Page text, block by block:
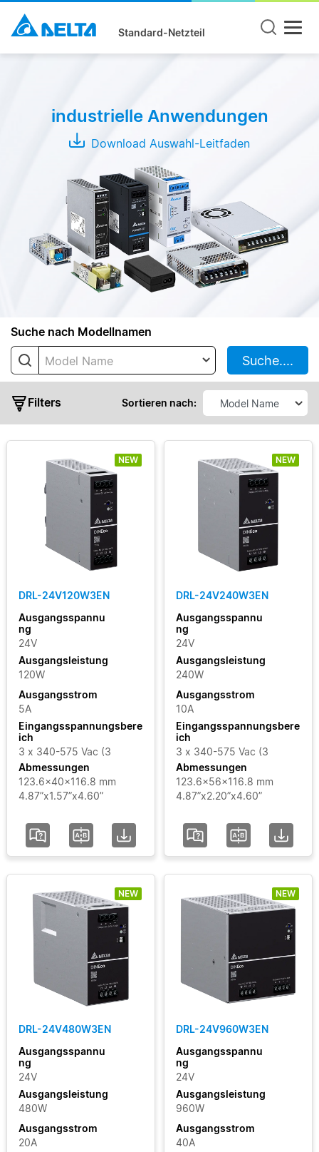
Standard-Netzteil
industrielle Anwendungen
Download Auswahl-Leitfaden
Suche nach Modellnamen
Model Name Suche....
Filters Sortieren nach:
Rail
Frame
Modules
Adapter
CHROME
CHROME
II
CliQ
CliQ
M
CliQ
VA
DIN
Pro
Force-
LYTE
II
SYNC
Ausgangsleistung
Ausgangsspannung
Ausgangsstrom
Eingangsspannungsbereich
Zertifikate
Bereich
Status
löschen
NEW
DRL-24V120W3EN
Ausgangsspannu
ng
24V
Ausgangsleistung
120W
Ausgangsstrom
5A
Eingangsspannungsbere
ich
3 x 340-575 Vac (3
Abmessungen
123.6x40x116.8 mm
4.87”x1.57”x4.60”
NEW
DRL-24V240W3EN
Ausgangsspannu
ng
24V
Ausgangsleistung
240W
Ausgangsstrom
10A
Eingangsspannungsbere
ich
3 x 340-575 Vac (3
Abmessungen
123.6x56x116.8 mm
4.87”x2.20”x4.60”
NEW
DRL-24V480W3EN
Ausgangsspannu
ng
24V
Ausgangsleistung
480W
Ausgangsstrom
20A
NEW
DRL-24V960W3EN
Ausgangsspannu
ng
24V
Ausgangsleistung
960W
Ausgangsstrom
40A